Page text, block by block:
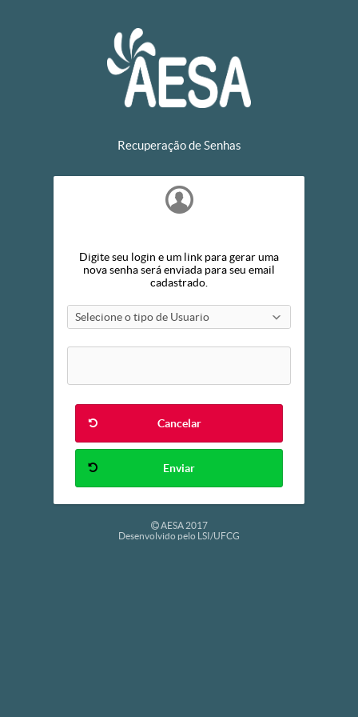
Recuperação de Senhas
Digite seu login e um link para gerar uma
nova senha será enviada para seu email
cadastrado.
Selecione o tipo de Usuario
Cancelar
Enviar
AESA 2017
Desenvolvido pelo LSI/UFCG